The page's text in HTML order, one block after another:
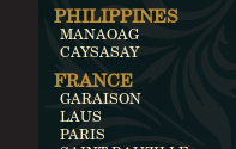
PHILIPPINES
MANAOAG
CAYSASAY
FRANCE
GARAISON
LAUS
PARIS